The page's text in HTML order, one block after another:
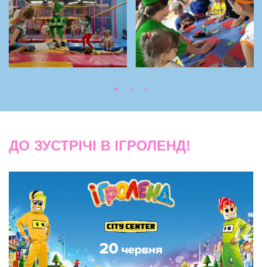
ДО ЗУСТРІЧІ В ІГРОЛЕНД!